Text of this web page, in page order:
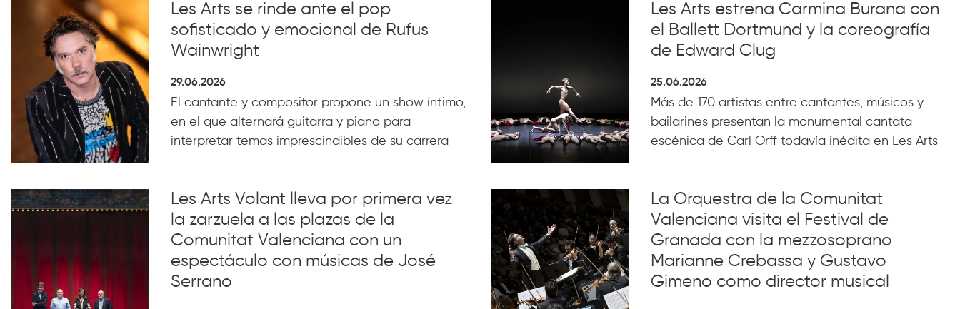
Les Arts se rinde ante el pop
sofisticado y emocional de Rufus
Wainwright
29.06.2026
El cantante y compositor propone un show íntimo,
en el que alternará guitarra y piano para
interpretar temas imprescindibles de su carrera
Les Arts estrena Carmina Burana con
el Ballett Dortmund y la coreografía
de Edward Clug
25.06.2026
Más de 170 artistas entre cantantes, músicos y
bailarines presentan la monumental cantata
escénica de Carl Orff todavía inédita en Les Arts
Les Arts Volant lleva por primera vez
la zarzuela a las plazas de la
Comunitat Valenciana con un
espectáculo con músicas de José
Serrano
La Orquestra de la Comunitat
Valenciana visita el Festival de
Granada con la mezzosoprano
Marianne Crebassa y Gustavo
Gimeno como director musical